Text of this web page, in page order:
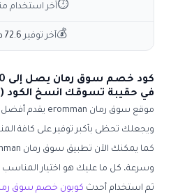
⏱آخر استخدام
💰آخر توفير 72.6 دينار كويتي
في حقيبة تسوقك انسخ الكود (EM01)
موقع سوق رمان eromman
يقدم أفضل
ويجعلك تحظى بأكبر توفير على كافة
كما يمكنك الآن تطبيق سوق رمان
وسرعة، كل ما عليك هو اختيار
ثم استخدام أحدث كوبون خصم سوق